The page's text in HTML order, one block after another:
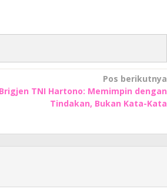
Pos berikutnya
Brigjen TNI Hartono: Memimpin dengan
Tindakan, Bukan Kata-Kata